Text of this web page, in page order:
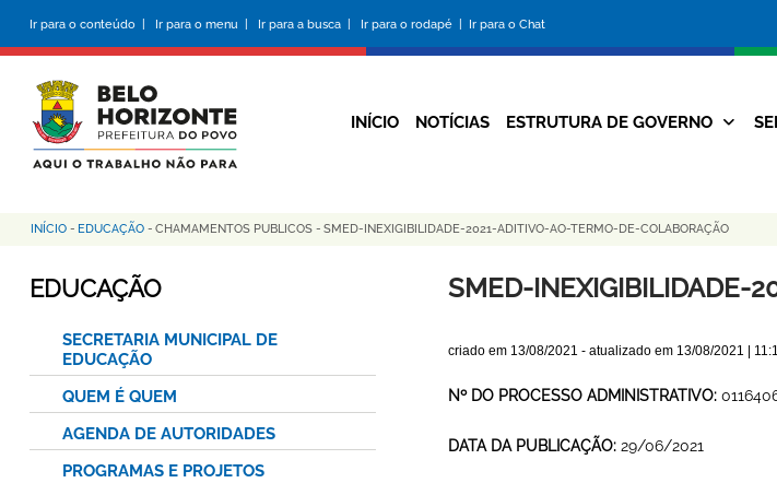
conteúdo
principal
Ir para o conteúdo | Ir para o menu | Ir para a busca | Ir para o rodapé | Ir para o Chat
da
Prefeitura
INÍCIO NOTÍCIAS ESTRUTURA DE GOVERNO
Trilha
de
INÍCIO - EDUCAÇÃO - CHAMAMENTOS PUBLICOS - SMED-INEXIGIBILIDADE-2021-ADITIVO-AO-TERMO-DE-COLABORAÇÃO
SMED-INEXIGIBILIDADE-
criado em 13/08/2021 - atualizado em 13/08/2021 |
Nº DO PROCESSO ADMINISTRATIVO:
DATA DA PUBLICAÇÃO: 29/06/2021
EDUCAÇÃO
SECRETARIA MUNICIPAL DE
EDUCAÇÃO
QUEM É QUEM
AGENDA DE AUTORIDADES
PROGRAMAS E PROJETOS